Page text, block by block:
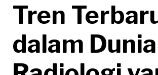
Tren
dalam Dunia